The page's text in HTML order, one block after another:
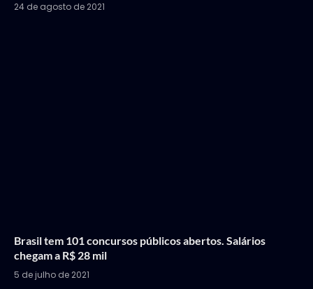
24 de agosto de 2021
Brasil tem 101 concursos públicos abertos. Salários
chegam a R$ 28 mil
5 de julho de 2021